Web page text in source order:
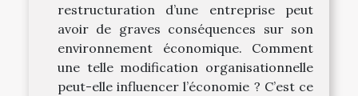
restructuration d’une entreprise peut
avoir de graves conséquences sur son
environnement économique. Comment
une telle modification organisationnelle
peut-elle influencer l’économie ? C’est ce